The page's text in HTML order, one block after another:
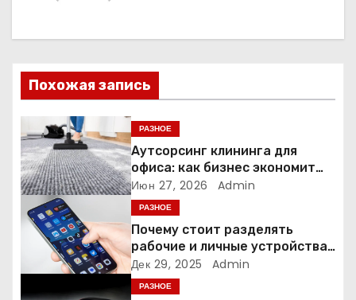
ц
и
я
п
о
з
п
Похожая запись
РАЗНОЕ
Аутсорсинг клининга для
офиса: как бизнес экономит
время и деньги на уборке
Июн 27, 2026 Admin
РАЗНОЕ
Почему стоит разделять
рабочие и личные устройства
— и чем опасно всё смешивать
Дек 29, 2025 Admin
РАЗНОЕ